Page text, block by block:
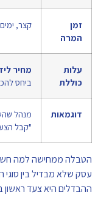
זמן
המרה
קצר,
עלות
כוללת
מחיר
ביחס
דוגמאות
מנהל
"קבל
הטבלה ממחישה למה
עסק שלא מבדיל בין סוגי
ההבדלים היא צעד ראשון